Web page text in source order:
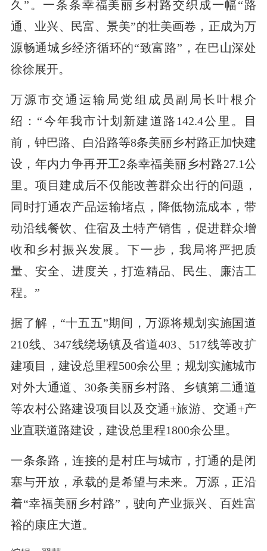
久”。一条条幸福美丽乡村路交织成一幅“路
通、业兴、民富、景美”的壮美画卷，正成为万
源畅通城乡经济循环的“致富路”，在巴山深处
徐徐展开。
万源市交通运输局党组成员副局长叶根介
绍：“今年我市计划新建道路142.4公里。目
前，钟巴路、白沿路等8条美丽乡村路正加快建
设，年内力争再开工2条幸福美丽乡村路27.1公
里。项目建成后不仅能改善群众出行的问题，
同时打通农产品运输堵点，降低物流成本，带
动沿线餐饮、住宿及土特产销售，促进群众增
收和乡村振兴发展。下一步，我局将严把质
量、安全、进度关，打造精品、民生、廉洁工
程。”
据了解，“十五五”期间，万源将规划实施国道
210线、347线绕场镇及省道403、517线等改扩
建项目，建设总里程500余公里；规划实施城市
对外大通道、30条美丽乡村路、乡镇第二通道
等农村公路建设项目以及交通+旅游、交通+产
业直联道路建设，建设总里程1800余公里。
一条条路，连接的是村庄与城市，打通的是闭
塞与开放，承载的是希望与未来。万源，正沿
着“幸福美丽乡村路”，驶向产业振兴、百姓富
裕的康庄大道。